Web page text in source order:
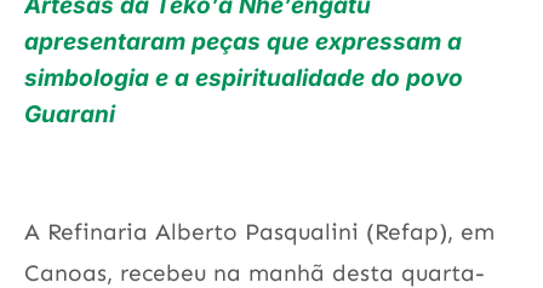
Artesãs da Teko’a Nhe’engatu
apresentaram peças que expressam a
simbologia e a espiritualidade do povo
Guarani
A Refinaria Alberto Pasqualini (Refap), em
Canoas, recebeu na manhã desta quarta-